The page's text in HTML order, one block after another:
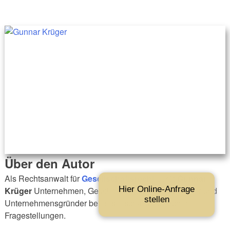
Über den Autor
Als Rechtsanwalt fürGesellschaftsrecht
Krüger Unternehmen, Geschäftsführer, Gesellschafter und
Unternehmensgründer bei gesellschaftsrechtlichen
Fragestellungen.
Hier Online-Anfrage
stellen